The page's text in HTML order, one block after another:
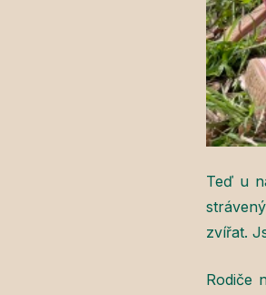
Teď u
zvířat.
Rodiče